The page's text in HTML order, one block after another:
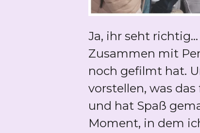
Ja, ihr seht
Zusammen mit
noch gefilmt hat.
vorstellen, was
und hat Spaß
Moment, in dem